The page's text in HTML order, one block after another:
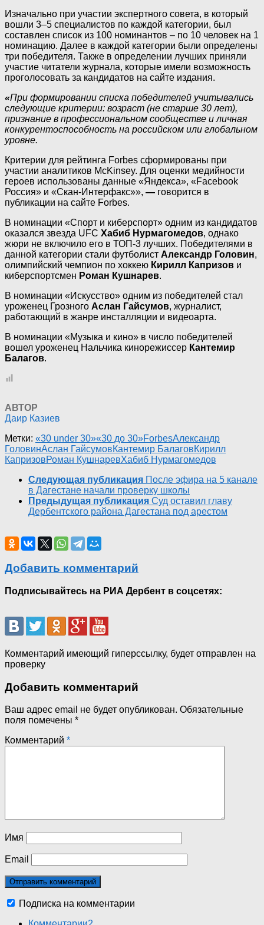
Изначально при участии экспертного совета, в который
вошли 3–5 специалистов по каждой категории, был
составлен список из 100 номинантов – по 10 человек на 1
номинацию. Далее в каждой категории были определены
три победителя. Также в определении лучших приняли
участие читатели журнала, которые имели возможность
проголосовать за кандидатов на сайте издания.
«При формировании списка победителей учитывались
следующие критерии: возраст (не старше 30 лет),
признание в профессиональном сообществе и личная
конкурентоспособность на российском или глобальном
уровне.
Критерии для рейтинга Forbes сформированы при
участии аналитиков McKinsey. Для оценки медийности
героев использованы данные «Яндекса», «Facebook
Россия» и «Скан-Интерфакс»», — говорится в
публикации на сайте Forbes.
В номинации «Спорт и киберспорт» одним из кандидатов
оказался звезда UFC Хабиб Нурмагомедов, однако
жюри не включило его в ТОП-3 лучших. Победителями в
данной категории стали футболист Александр Головин,
олимпийский чемпион по хоккею Кирилл Капризов и
киберспортсмен Роман Кушнарев.
В номинации «Искусство» одним из победителей стал
уроженец Грозного Аслан Гайсумов, журналист,
работающий в жанре инсталляции и видеоарта.
В номинации «Музыка и кино» в число победителей
вошел уроженец Нальчика кинорежиссер Кантемир
Балагов.
АВТОР
Даир Казиев
Метки: «30 under 30»«30 до 30»ForbesАлександр
ГоловинАслан ГайсумовКантемир БалаговКирилл
КапризовРоман КушнаревХабиб Нурмагомедов
Следующая публикация После эфира на 5 канале
в Дагестане начали проверку школы
Предыдущая публикация Суд оставил главу
Дербентского района Дагестана под арестом
Добавить комментарий
Подписывайтесь на РИА Дербент в соцсетях:
Комментарий имеющий гиперссылку, будет отправлен на
проверку
Добавить комментарий
Ваш адрес email не будет опубликован. Обязательные
поля помечены *
Комментарий *
Имя
Email
Подписка на комментарии